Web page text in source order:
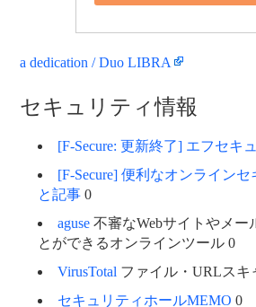
a dedication / Duo LIBRA
セキュリティ情報
[F-Secure: 更新終了] エフセキ
[F-Secure] 便利なオンライン
と記事 0
aguse 不審なWebサイトやメー
とができるオンラインツール 0
VirusTotal ファイル・URLスキ
セキュリティホールMEMO 0